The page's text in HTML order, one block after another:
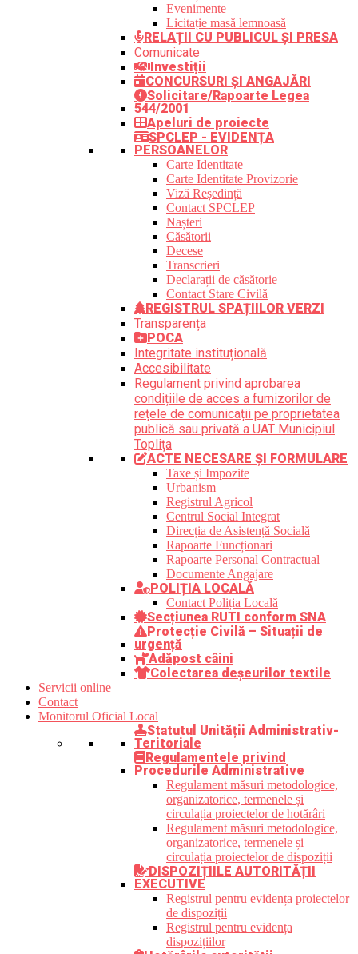
Evenimente
Licitație masă lemnoasă
RELAȚII CU PUBLICUL ȘI PRESA
Comunicate
Investiții
CONCURSURI ȘI ANGAJĂRI
Solicitare/Rapoarte Legea
544/2001
Apeluri de proiecte
SPCLEP - EVIDENȚA
PERSOANELOR
Carte Identitate
Carte Identitate Provizorie
Viză Reședință
Contact SPCLEP
Nașteri
Căsătorii
Decese
Transcrieri
Declarații de căsătorie
Contact Stare Civilă
REGISTRUL SPAȚIILOR VERZI
Transparența
POCA
Integritate instituțională
Accesibilitate
Regulament privind aprobarea
condițiile de acces a furnizorilor de
rețele de comunicații pe proprietatea
publică sau privată a UAT Municipiul
Toplița
ACTE NECESARE ȘI FORMULARE
Taxe și Impozite
Urbanism
Registrul Agricol
Centrul Social Integrat
Direcția de Asistență Socială
Rapoarte Funcționari
Rapoarte Personal Contractual
Documente Angajare
POLIȚIA LOCALĂ
Contact Poliția Locală
Secțiunea RUTI conform SNA
Protecție Civilă – Situații de
urgență
Adăpost câini
Colectarea deșeurilor textile
Servicii online
Contact
Monitorul Oficial Local
Statutul Unității Administrativ-
Teritoriale
Regulamentele privind
Procedurile Administrative
Regulament măsuri metodologice,
organizatorice, termenele și
circulația proiectelor de hotărâri
Regulament măsuri metodologice,
organizatorice, termenele și
circulația proiectelor de dispoziții
DISPOZIȚIILE AUTORITĂȚII
EXECUTIVE
Registrul pentru evidența proiectelor
de dispoziții
Registrul pentru evidența
dispozițiilor